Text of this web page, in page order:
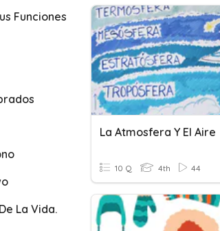
Funciones
La Vida.
La Atmosfera Y El Aire
10 Q 4th 44